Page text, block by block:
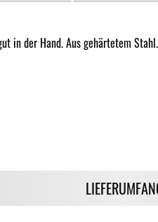
der Hand. Aus gehärtetem